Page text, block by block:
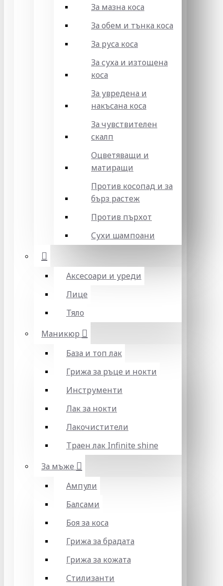
За мазна коса
За обем и тънка коса
За руса коса
За суха и изтощена
коса
За увредена и
накъсана коса
За чувствителен
скалп
Оцветяващи и
матиращи
Против косопад и за
бърз растеж
Против пърхот
Сухи шампоани
Аксесоари и уреди
Лице
Тяло
Маникюр
База и топ лак
Грижа за ръце и нокти
Инструменти
Лак за нокти
Лакочистители
Траен лак Infinite shine
За мъже
Ампули
Балсами
Боя за коса
Грижа за брадата
Грижа за кожата
Стилизанти